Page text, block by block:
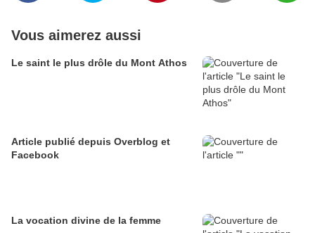
Vous aimerez aussi
Le saint le plus drôle du Mont Athos
Article publié depuis Overblog et
Facebook
La vocation divine de la femme